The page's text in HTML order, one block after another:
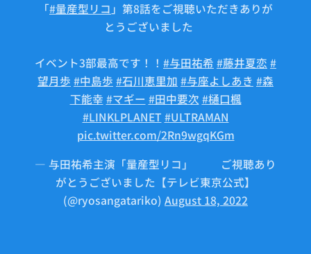
「#量産型リコ 」第8話をご視聴いただきありが
とうございました🤖
イベント3部最高です！！ #与田祐希 #藤井夏恋 #
望月歩 #中島歩 #石川恵里加 #与座よしあき #森
下能幸 #マギー #田中要次 #樋口楓
#LINKLPLANET #ULTRAMAN
pic.twitter.com/2Rn9wgqKGm
— 与田祐希主演「量産型リコ」🤖⚙ご視聴あり
がとうございました【テレビ東京公式】
(@ryosangatariko) August 18, 2022